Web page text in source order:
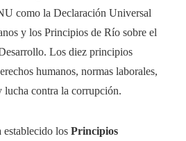
como la Declaración Universal
y los Principios de Río sobre el
Los diez principios
humanos, normas laborales,
lucha contra la corrupción.
los Principios